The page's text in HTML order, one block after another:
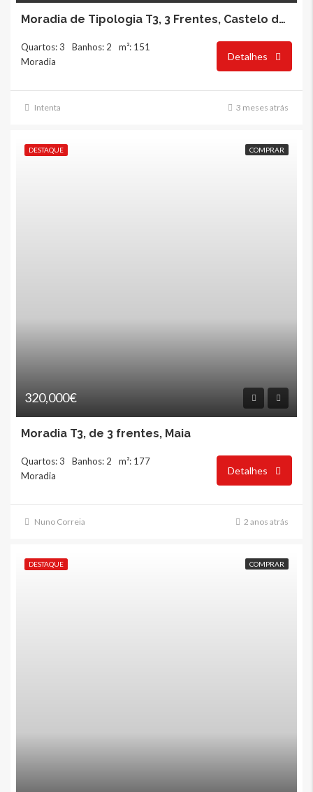
Moradia de Tipologia T3, 3 Frentes, Castelo da Maia
Quartos: 3 Banhos: 2
m²: 151
Moradia
Detalhes
Intenta 3 meses atrás
DESTAQUE COMPRAR
320,000€
Moradia T3, de 3 frentes, Maia
Quartos: 3 Banhos: 2
m²: 177
Moradia
Detalhes
Nuno Correia 2 anos atrás
DESTAQUE COMPRAR